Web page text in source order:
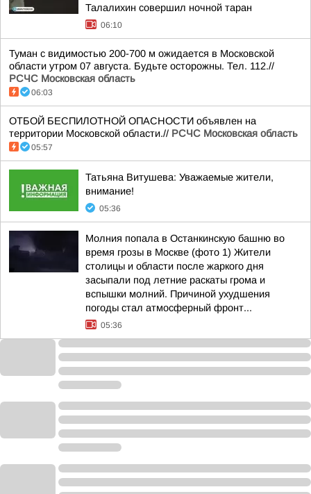
Талалихин совершил ночной таран
06:10
Туман с видимостью 200-700 м ожидается в Московской
области утром 07 августа. Будьте осторожны. Тел. 112.//
РСЧС Московская область
06:03
ОТБОЙ БЕСПИЛОТНОЙ ОПАСНОСТИ объявлен на
территории Московской области.// РСЧС Московская область
05:57
Татьяна Витушева: Уважаемые жители,
внимание!
05:36
Молния попала в Останкинскую башню во
время грозы в Москве (фото 1) Жители
столицы и области после жаркого дня
засыпали под летние раскаты грома и
вспышки молний. Причиной ухудшения
погоды стал атмосферный фронт...
05:36